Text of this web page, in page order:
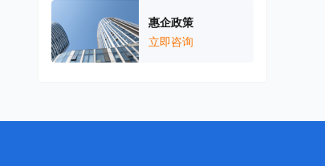
惠企政策
立即咨询